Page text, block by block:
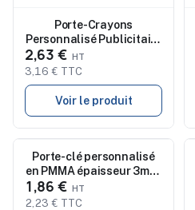
Porte-Crayons
Personnalisé Publicitaire
Xadry
2,63 €
3,16 € TTC
Voir le produit
Nouveau
Porte-clé personnalisé
en PMMA épaisseur 3mm,
dimensions entre 20 cm²
et maximum 40 cm² - objet
1,86 €
2,23 € TTC